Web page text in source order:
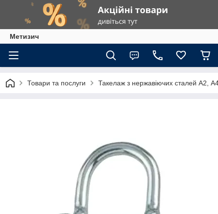
Метизич
Товари та послуги Такелаж з нержавіючих сталей А2,